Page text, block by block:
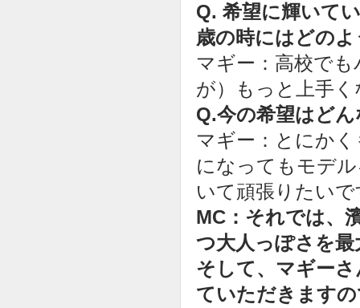
Q. 希望に輝いて
歳の時にはどの
マギー：高校で
が）もっと上手
Q.今の希望はど
マギー：とにか
になってもモデ
いて頑張りたい
MC：それでは、
つ大人っぽさを
そして、マギー
ていただきます